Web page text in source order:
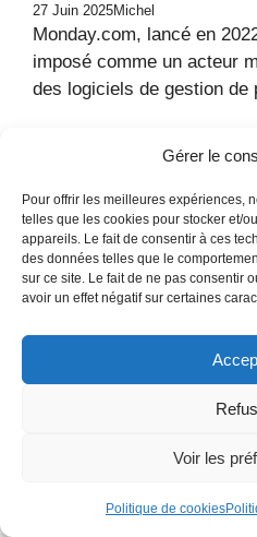
Gérer le
Pour offrir les meilleures expériences,
telles que les cookies pour stocker et/
appareils. Le fait de consentir à ces
des données telles que le
sur ce site. Le fait de ne pas consentir
avoir un effet négatif sur certaines
Voir les
Politique de cookies
27 Juin 2025Michel
Monday.com, lancé en
imposé comme un acteur
des logiciels de gestion de
LOGICIELS POUR ENTREPRISES
inconvénients des
27 Juin 2025Michel